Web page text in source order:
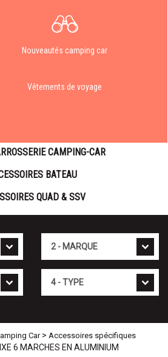
Nouveautés camping car
Vêtements de voyage
CAMPING-CAR
BATEAU
QUAD & SSV
Car> Accessoires spécifiques
6 MARCHES EN ALUMINIUM